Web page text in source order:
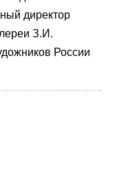
директор
З.И.
России